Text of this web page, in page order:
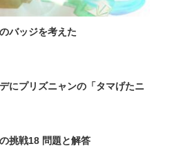
バッジを考えた
にプリズニャンの「タマげたニ
挑戦18 問題と解答